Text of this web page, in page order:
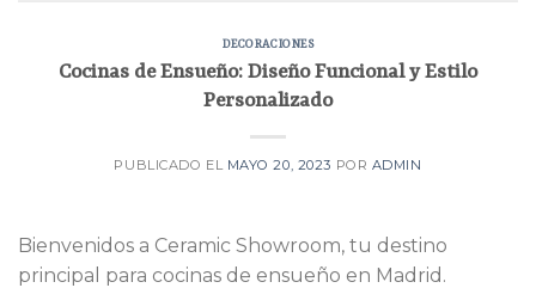
DECORACIONES
Cocinas de Ensueño: Diseño Funcional y Estilo
Personalizado
PUBLICADO EL MAYO 20, 2023 POR ADMIN
Bienvenidos a Ceramic Showroom, tu destino
principal para cocinas de ensueño en Madrid.